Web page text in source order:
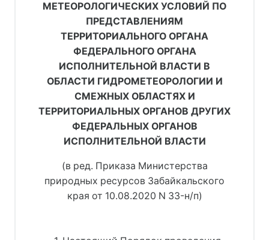
МЕТЕОРОЛОГИЧЕСКИХ УСЛОВИЙ ПО
ПРЕДСТАВЛЕНИЯМ
ТЕРРИТОРИАЛЬНОГО ОРГАНА
ФЕДЕРАЛЬНОГО ОРГАНА
ИСПОЛНИТЕЛЬНОЙ ВЛАСТИ В
ОБЛАСТИ ГИДРОМЕТЕОРОЛОГИИ И
СМЕЖНЫХ ОБЛАСТЯХ И
ТЕРРИТОРИАЛЬНЫХ ОРГАНОВ ДРУГИХ
ФЕДЕРАЛЬНЫХ ОРГАНОВ
ИСПОЛНИТЕЛЬНОЙ ВЛАСТИ
(в ред. Приказа Министерства
природных ресурсов Забайкальского
края от 10.08.2020 N 33-н/п)